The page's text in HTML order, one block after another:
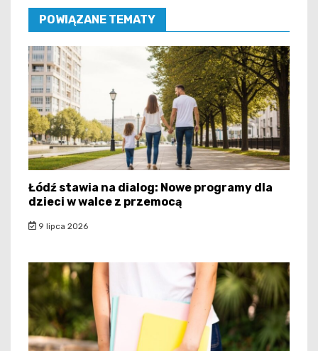
POWIĄZANE TEMATY
Łódź stawia na dialog: Nowe programy dla
dzieci w walce z przemocą
9 lipca 2026